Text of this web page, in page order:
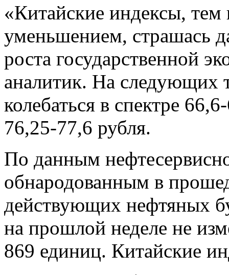
«Китайские индексы,
уменьшением, страшась
роста государственной
аналитик. На следующих
колебаться в спектре
76,25-77,6 рубля.
По данным
обнародованным в
действующих нефтяных
на прошлой неделе не
869 единиц. Китайские